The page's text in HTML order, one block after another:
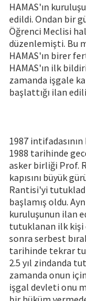
HAMAS'ın
edildi. Ondan bir
Öğrenci Meclisi
düzenlemişti. Bu
HAMAS'ın birer
HAMAS'ın ilk
zamanda işgale
başlattığı ilan
1987
1988 tarihinde
asker birliği Prof.
kapısını büyük
Rantisi'yi
başlamış oldu.
kuruluşunun ilan
tutuklanan ilk kişi
sonra serbest
tarihinde tekrar
2.5 yıl zindanda
zamanda onun
işgal devleti onu